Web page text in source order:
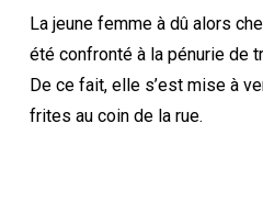
La jeune femme à dû alors
été confronté à la pénurie de
De ce fait, elle s’est mise à
frites au coin de la rue.